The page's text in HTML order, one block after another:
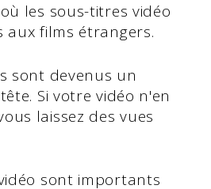
les sous-titres vidéo
aux films étrangers.
sont devenus un
Si votre vidéo n'en
laissez des vues
sont importants